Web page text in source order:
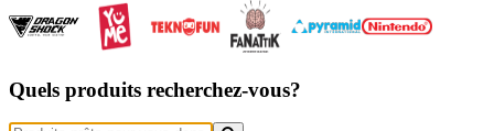
Quels produits recherchez-vous?